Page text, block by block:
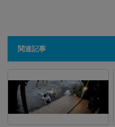
関連記事